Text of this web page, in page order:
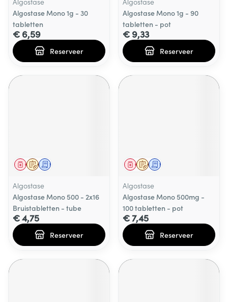
Algostase Mono 1g - 30
tabletten
€ 6,59
Reserveer
Algostase Mono 1g - 90
tabletten - pot
€ 9,33
Reserveer
Op voorschrift
GeneesmiddelSchriftelijke aanvraag
Algostase
Algostase Mono 500 - 2x16
Bruistabletten - tube
€ 4,75
Reserveer
Op voorschrift
GeneesmiddelSchriftelijke aanvraag
Algostase
Algostase Mono 500mg -
100 tabletten - pot
€ 7,45
Reserveer